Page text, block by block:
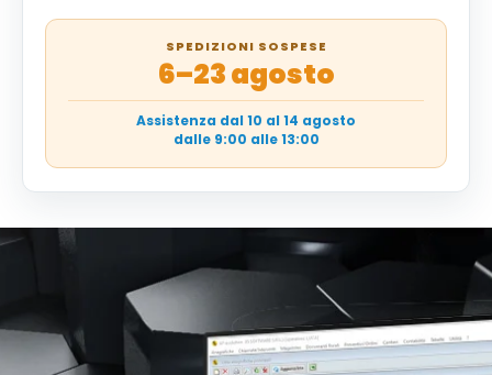
SPEDIZIONI SOSPESE
6–23 agosto
Assistenza dal 10 al 14 agosto
dalle 9:00 alle 13:00